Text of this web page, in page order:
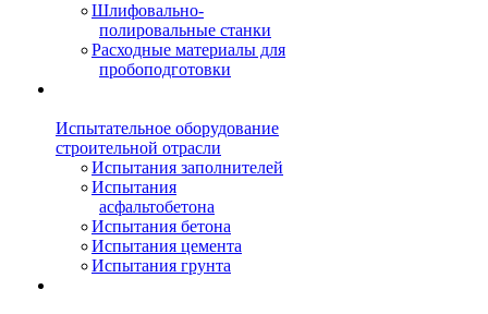
Шлифовально-
полировальные станки
Расходные материалы для
пробоподготовки
Испытательное оборудование
строительной отрасли
Испытания заполнителей
Испытания
асфальтобетона
Испытания бетона
Испытания цемента
Испытания грунта